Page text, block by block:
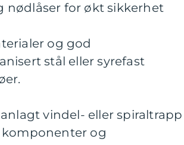
nødlåser for økt sikkerhet
og god
stål eller syrefast
vindel- eller spiraltrapp
og